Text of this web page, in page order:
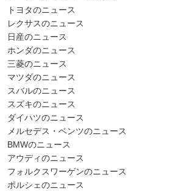
トヨタのニュース
レクサスのニュース
日産のニュース
ホンダのニュース
三菱のニュース
マツダのニュース
スバルのニュース
スズキのニュース
ダイハツのニュース
メルセデス・ベンツのニュース
BMWのニュース
アウディのニュース
フォルクスワーゲンのニュース
ポルシェのニュース